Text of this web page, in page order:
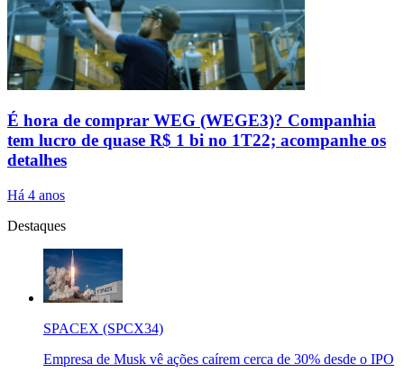
É hora de comprar WEG (WEGE3)? Companhia
tem lucro de quase R$ 1 bi no 1T22; acompanhe os
detalhes
Há 4 anos
Destaques
SPACEX (SPCX34)
Empresa de Musk vê ações caírem cerca de 30% desde o IPO